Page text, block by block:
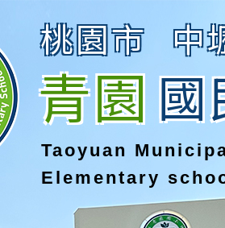
桃園市 中
青園國
Taoyuan
Elementary